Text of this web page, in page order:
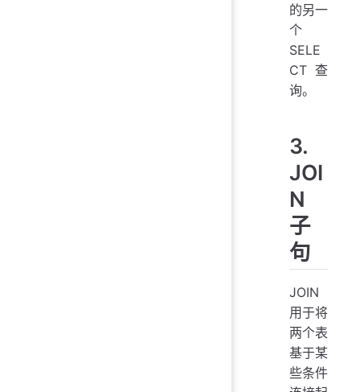
的另一
个
SELE
CT 查
询。
3.
JOI
N
子
句
JOIN
用于将
两个表
基于某
些条件